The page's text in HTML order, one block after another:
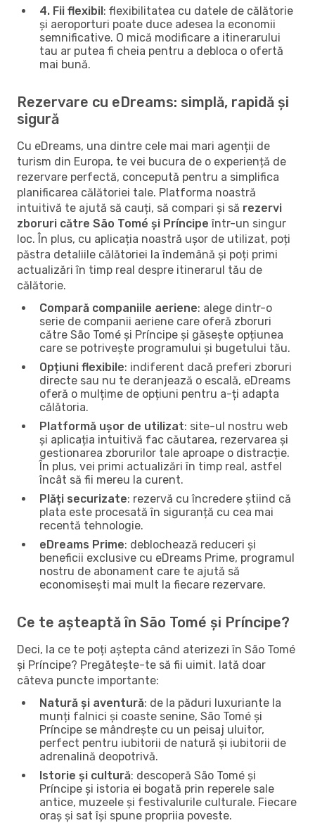
4. Fii flexibil: flexibilitatea cu datele de călătorie
și aeroporturi poate duce adesea la economii
semnificative. O mică modificare a itinerarului
tau ar putea fi cheia pentru a debloca o ofertă
mai bună.
Rezervare cu eDreams: simplă, rapidă și
sigură
Cu eDreams, una dintre cele mai mari agenții de
turism din Europa, te vei bucura de o experiență de
rezervare perfectă, concepută pentru a simplifica
planificarea călătoriei tale. Platforma noastră
intuitivă te ajută să cauți, să compari și să rezervi
zboruri către São Tomé și Príncipe într-un singur
loc. În plus, cu aplicația noastră ușor de utilizat, poți
păstra detaliile călătoriei la îndemână și poți primi
actualizări în timp real despre itinerarul tău de
călătorie.
Compară companiile aeriene: alege dintr-o
serie de companii aeriene care oferă zboruri
către São Tomé și Príncipe și găsește opțiunea
care se potrivește programului și bugetului tău.
Opțiuni flexibile: indiferent dacă preferi zboruri
directe sau nu te deranjează o escală, eDreams
oferă o mulțime de opțiuni pentru a-ți adapta
călătoria.
Platformă ușor de utilizat: site-ul nostru web
și aplicația intuitivă fac căutarea, rezervarea și
gestionarea zborurilor tale aproape o distracție.
În plus, vei primi actualizări în timp real, astfel
încât să fii mereu la curent.
Plăți securizate: rezervă cu încredere știind că
plata este procesată în siguranță cu cea mai
recentă tehnologie.
eDreams Prime: deblochează reduceri și
beneficii exclusive cu eDreams Prime, programul
nostru de abonament care te ajută să
economisești mai mult la fiecare rezervare.
Ce te așteaptă în São Tomé și Príncipe?
Deci, la ce te poți aștepta când aterizezi în São Tomé
și Príncipe? Pregătește-te să fii uimit. Iată doar
câteva puncte importante:
Natură și aventură: de la păduri luxuriante la
munți falnici și coaste senine, São Tomé și
Príncipe se mândrește cu un peisaj uluitor,
perfect pentru iubitorii de natură și iubitorii de
adrenalină deopotrivă.
Istorie și cultură: descoperă São Tomé și
Príncipe și istoria ei bogată prin reperele sale
antice, muzeele și festivalurile culturale. Fiecare
oraș și sat își spune propriia poveste.